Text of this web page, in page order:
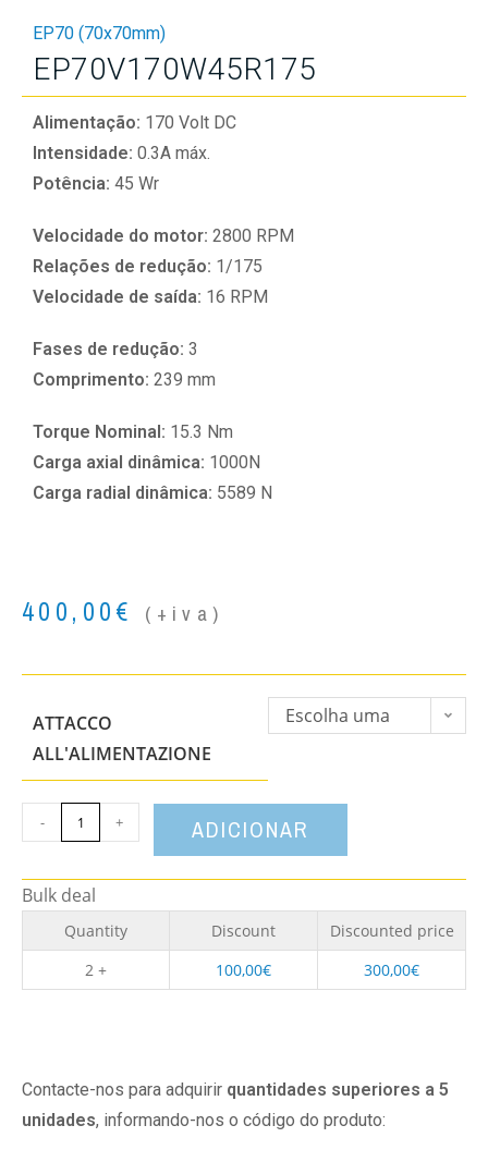
EP70 (70x70mm)
EP70V170W45R175
Alimentação: 170 Volt DC
Intensidade: 0.3A máx.
Potência: 45 Wr
Velocidade do motor: 2800 RPM
Relações de redução: 1/175
Velocidade de saída: 16 RPM
Fases de redução: 3
Comprimento: 239 mm
Torque Nominal: 15.3 Nm
Carga axial dinâmica: 1000N
Carga radial dinâmica: 5589 N
400,00€ (+iva)
ATTACCO
ALL'ALIMENTAZIONE
Escolha uma
- + ADICIONAR
Bulk deal
Quantity Discount
Discounted price
2 +
100,00€ 300,00€
Contacte-nos para adquirir quantidades superiores a 5
unidades, informando-nos o código do produto: